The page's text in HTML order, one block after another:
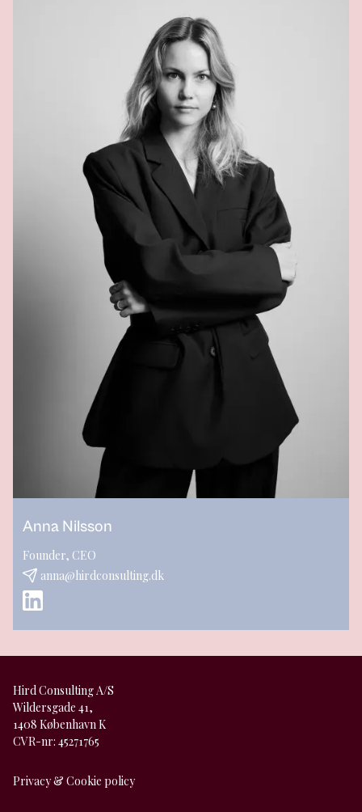
Anna Nilsson
Founder, CEO
anna@hirdconsulting.dk
Hird Consulting A/S
Wildersgade 41,
1408 København K
CVR-nr: 45271765
Privacy & Cookie policy